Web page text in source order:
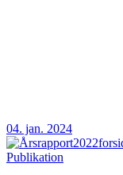
04. jan. 2024
Publikation